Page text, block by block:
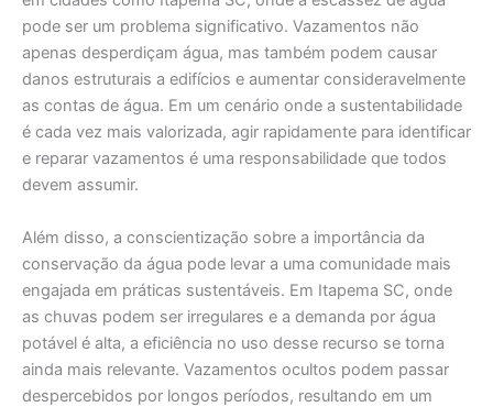
pode ser um problema significativo. Vazamentos não
apenas desperdiçam água, mas também podem causar
danos estruturais a edifícios e aumentar consideravelmente
as contas de água. Em um cenário onde a sustentabilidade
é cada vez mais valorizada, agir rapidamente para identificar
e reparar vazamentos é uma responsabilidade que todos
devem assumir.
Além disso, a conscientização sobre a importância da
conservação da água pode levar a uma comunidade mais
engajada em práticas sustentáveis. Em Itapema SC, onde
as chuvas podem ser irregulares e a demanda por água
potável é alta, a eficiência no uso desse recurso se torna
ainda mais relevante. Vazamentos ocultos podem passar
despercebidos por longos períodos, resultando em um